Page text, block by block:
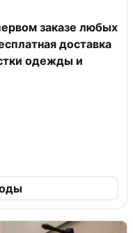
заказе любых
доставка
одежды и